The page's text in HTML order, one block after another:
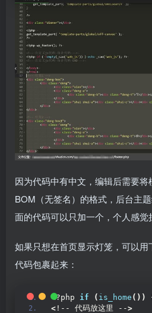
因为代码中有中文，编辑后需要
BOM（无签名）的格式，后台主
面的代码可以只加一个，个人感觉
如果只想在首页显示灯笼，可以
代码包裹起来：
< ?php if ( is_home ())
< !-- 代码放这里 -->